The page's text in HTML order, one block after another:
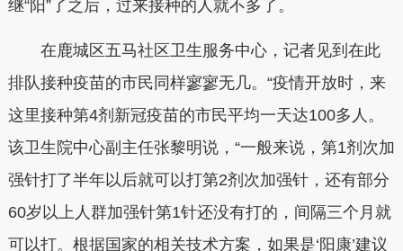
继“阳”了之后，过来接种的人就不多了。
在鹿城区五马社区卫生服务中心，记者见到在此
排队接种疫苗的市民同样寥寥无几。“疫情开放时，来
这里接种第4剂新冠疫苗的市民平均一天达100多人。
该卫生院中心副主任张黎明说，“一般来说，第1剂次加
强针打了半年以后就可以打第2剂次加强针，还有部分
60岁以上人群加强针第1针还没有打的，间隔三个月就
可以打。根据国家的相关技术方案，如果是‘阳康’建议